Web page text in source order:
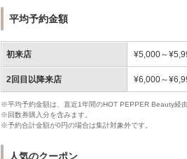
平均予約金額
初来店 ¥5,000～
2回目以降来店 ¥6,000～
※平均予約金額は、直近1年間のHOT PEPPER Beauty経
※回数券購入分を含みます。
※予約合計金額が0円の場合は集計対象外です。
人気のクーポン